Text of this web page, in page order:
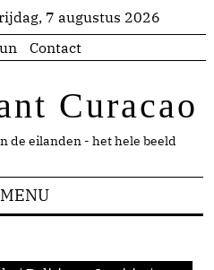
7 augustus 2026
Contact
Curacao
de eilanden - het hele beeld
MENU